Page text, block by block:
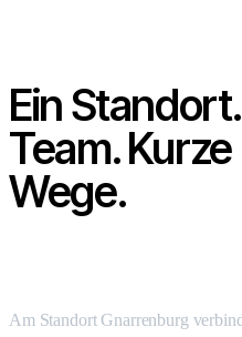
Ein
Team.Kurze
Wege.
Am Standort Gnarrenburg